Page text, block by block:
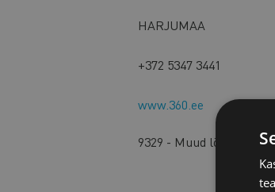
HARJUMAA
+372 5347 3441
www.360.ee
9329 - Muud lõbustus-